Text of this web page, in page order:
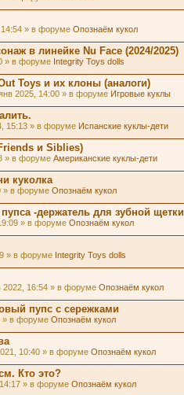
14:54 » в форуме Опознаём кукол
в линейке Nu Face (2024/2025)
» в форуме Integrity Toys dolls
Toys и их клоны (аналоги)
2025, 14:00 » в форуме Игровые куклы
15:13 » в форуме Испанские куклы-дети
и Siblies)
» в форуме Американские куклы-дети
куколка
» в форуме Опознаём кукол
-держатель для зубной щетки
» в форуме Опознаём кукол
» в форуме Integrity Toys dolls
2022, 16:54 » в форуме Опознаём кукол
пупс с сережками
» в форуме Опознаём кукол
10:40 » в форуме Опознаём кукол
Кто это?
» в форуме Опознаём кукол